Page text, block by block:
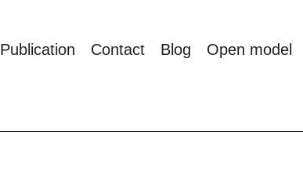
Publication Contact Blog Open model